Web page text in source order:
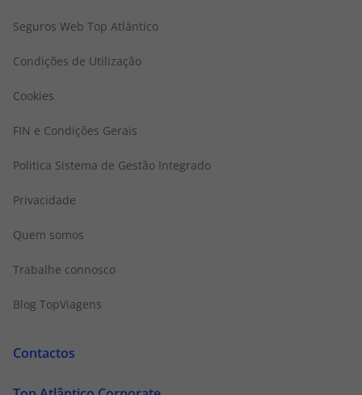
Seguros Web Top Atlântico
Condições de Utilização
Cookies
FIN e Condições Gerais
Politica Sistema de Gestão Integrado
Privacidade
Quem somos
Trabalhe connosco
Blog TopViagens
Contactos